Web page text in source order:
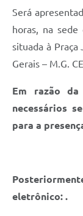
Será
horas, na sede
situada à
Gerais – M.G.
Em razão da
necessários
para a
eletrônico: .